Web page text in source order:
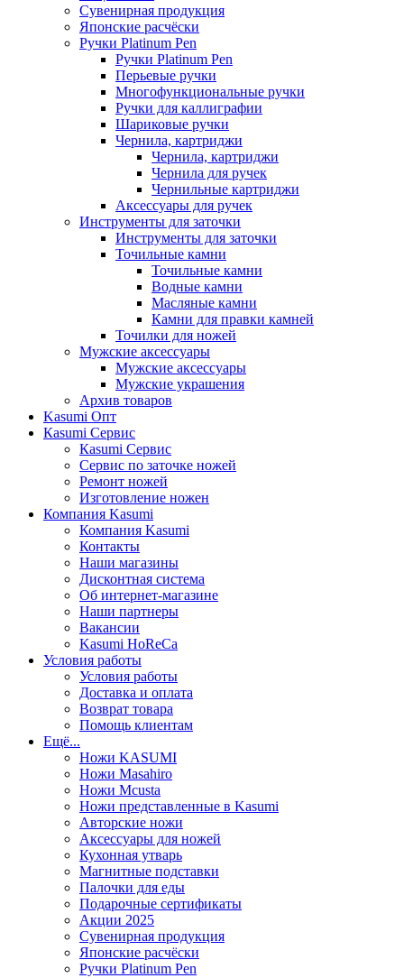
Сувенирная продукция
Японские расчёски
Ручки Platinum Pen
Ручки Platinum Pen
Перьевые ручки
Многофункциональные ручки
Ручки для каллиграфии
Шариковые ручки
Чернила, картриджи
Чернила, картриджи
Чернила для ручек
Чернильные картриджи
Аксессуары для ручек
Инструменты для заточки
Инструменты для заточки
Точильные камни
Точильные камни
Водные камни
Масляные камни
Камни для правки камней
Точилки для ножей
Мужские аксессуары
Мужские аксессуары
Мужские украшения
Архив товаров
Kasumi Опт
Кasumi Сервис
Кasumi Сервис
Сервис по заточке ножей
Ремонт ножей
Изготовление ножен
Компания Kasumi
Компания Kasumi
Контакты
Наши магазины
Дисконтная система
Об интернет-магазине
Наши партнеры
Вакансии
Kasumi HoReCa
Условия работы
Условия работы
Доставка и оплата
Возврат товара
Помощь клиентам
Ещё...
Ножи KASUMI
Ножи Masahiro
Ножи Mcusta
Ножи представленные в Kasumi
Авторские ножи
Аксессуары для ножей
Кухонная утварь
Магнитные подставки
Палочки для еды
Подарочные сертификаты
Акции 2025
Сувенирная продукция
Японские расчёски
Ручки Platinum Pen